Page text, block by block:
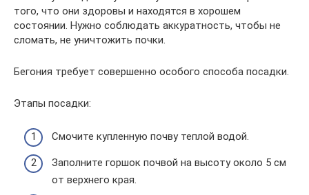
того, что они здоровы и находятся в хорошем
состоянии. Нужно соблюдать аккуратность, чтобы не
сломать, не уничтожить почки.
Бегония требует совершенно особого способа посадки.
Этапы посадки:
Смочите купленную почву теплой водой.
Заполните горшок почвой на высоту около 5 см
от верхнего края.